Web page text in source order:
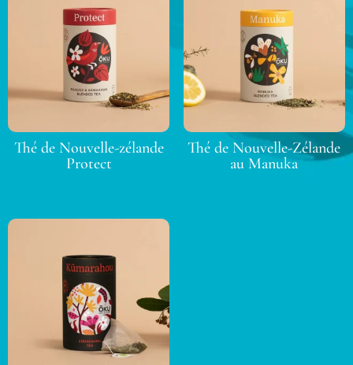
Thé de Nouvelle-zélande
Protect
Thé de Nouvelle-Zélande
au Manuka